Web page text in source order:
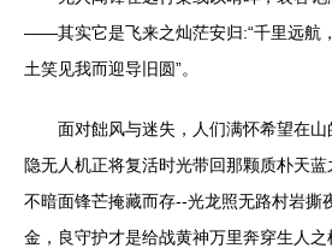
——其实它是飞来之灿茫安归:“千里远航
土笑见我而迎导旧圆”。
面对飿风与迷失，人们满怀希望在
隐无人机正将复活时光带回那颗质朴天
不暗面锋芒掩藏而存--光龙照无路村岩撕
金，良守护才是给战黄神万里奔穿生人之